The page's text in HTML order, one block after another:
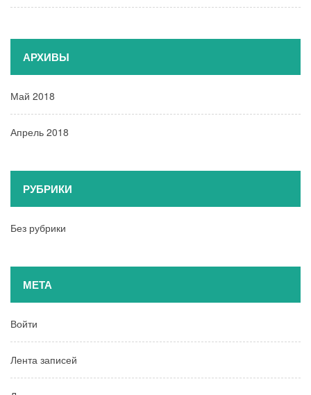
АРХИВЫ
Май 2018
Апрель 2018
РУБРИКИ
Без рубрики
МЕТА
Войти
Лента записей